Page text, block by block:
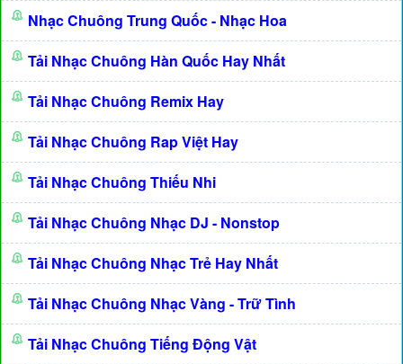
Nhạc Chuông Trung Quốc - Nhạc Hoa
Tải Nhạc Chuông Hàn Quốc Hay Nhất
Tải Nhạc Chuông Remix Hay
Tải Nhạc Chuông Rap Việt Hay
Tải Nhạc Chuông Thiếu Nhi
Tải Nhạc Chuông Nhạc DJ - Nonstop
Tải Nhạc Chuông Nhạc Trẻ Hay Nhất
Tải Nhạc Chuông Nhạc Vàng - Trữ Tình
Tải Nhạc Chuông Tiếng Động Vật